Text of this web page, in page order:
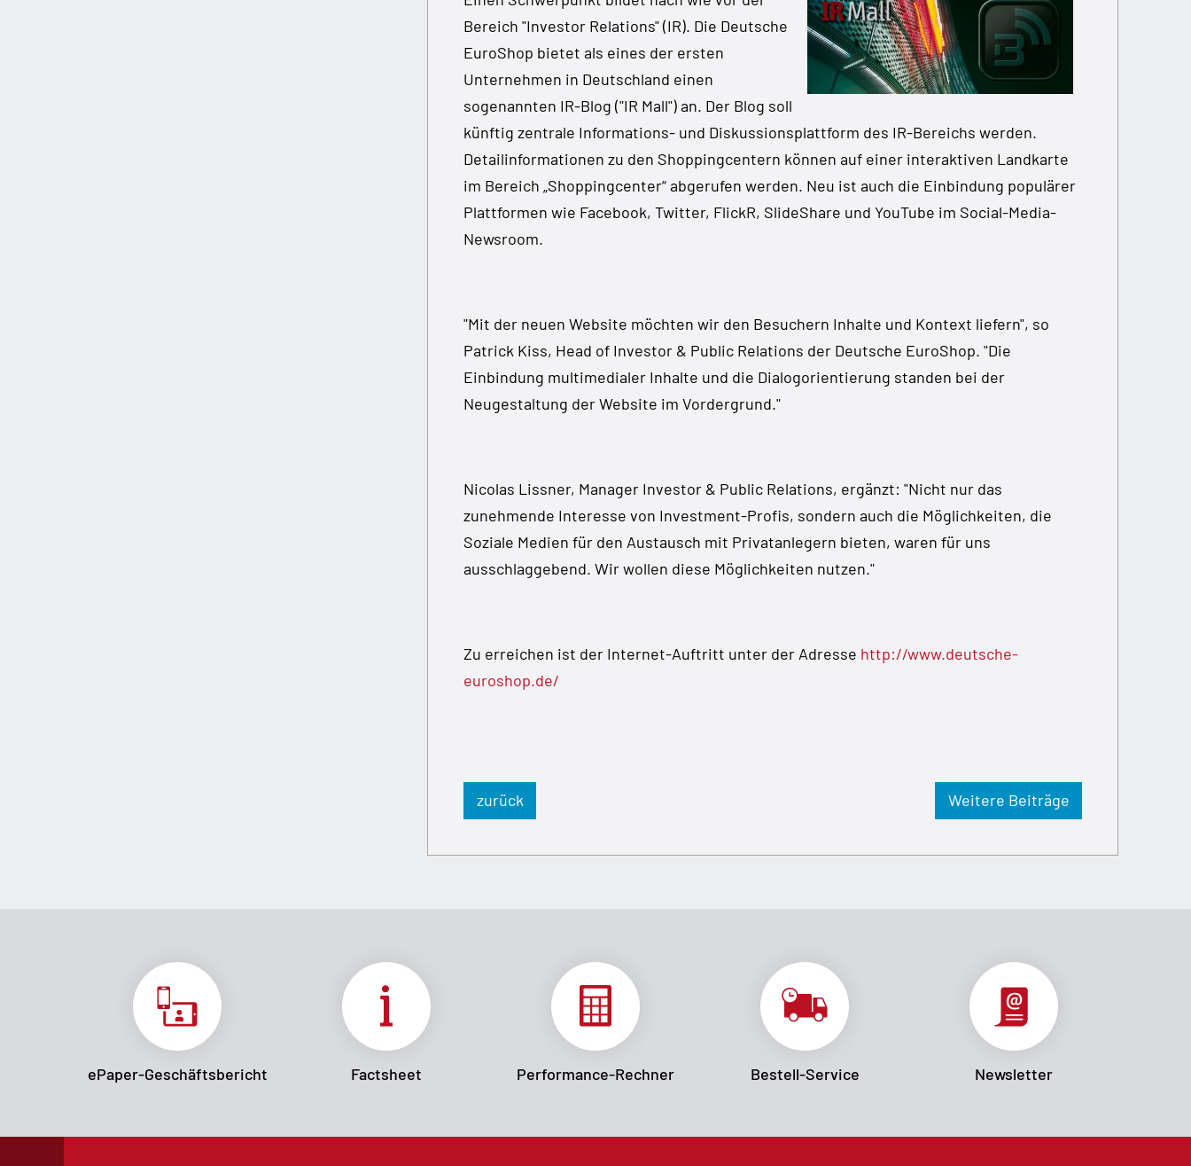
Bereich "Investor Relations" (IR). Die Deutsche
EuroShop bietet als eines der ersten
Unternehmen in Deutschland einen
sogenannten IR-Blog ("IR Mall") an. Der Blog soll
künftig zentrale Informations- und Diskussionsplattform des IR-Bereichs werden.
Detailinformationen zu den Shoppingcentern können auf einer interaktiven Landkarte
im Bereich „Shoppingcenter“ abgerufen werden. Neu ist auch die Einbindung populärer
Plattformen wie Facebook, Twitter, FlickR, SlideShare und YouTube im Social-Media-
Newsroom.
"Mit der neuen Website möchten wir den Besuchern Inhalte und Kontext liefern", so
Patrick Kiss, Head of Investor & Public Relations der Deutsche EuroShop. "Die
Einbindung multimedialer Inhalte und die Dialogorientierung standen bei der
Neugestaltung der Website im Vordergrund."
Nicolas Lissner, Manager Investor & Public Relations, ergänzt: "Nicht nur das
zunehmende Interesse von Investment-Profis, sondern auch die Möglichkeiten, die
Soziale Medien für den Austausch mit Privatanlegern bieten, waren für uns
ausschlaggebend. Wir wollen diese Möglichkeiten nutzen."
Zu erreichen ist der Internet-Auftritt unter der Adresse http://www.deutsche-
euroshop.de/
zurück Weitere Beiträge
ePaper-Geschäftsbericht Factsheet Performance-Rechner Bestell-Service Newsletter